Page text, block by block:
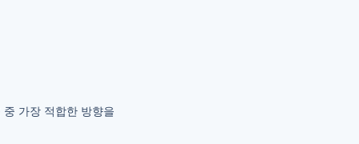
가장 적합한 방향을